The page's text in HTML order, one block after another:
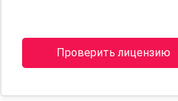
Проверить лицензию